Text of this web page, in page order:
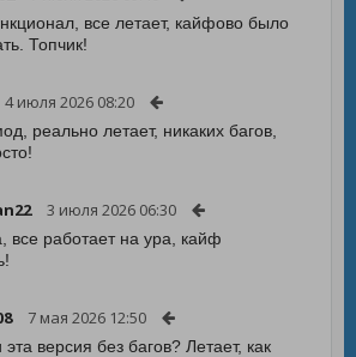
все летает, кайфово было
Топчик!
4 июля 2026 08:20
реально летает, никаких багов,
3 июля 2026 06:30
все работает на ура, кайф
7 мая 2026 12:50
версия без багов? Летает, как